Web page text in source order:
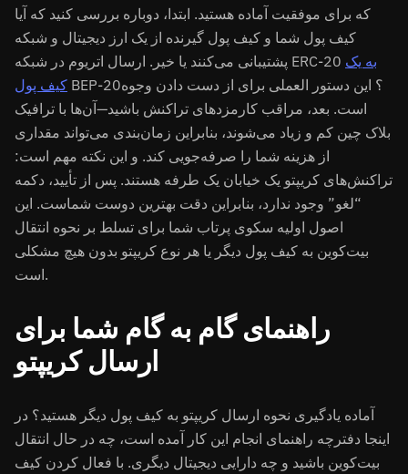
که برای موفقیت آماده هستید. ابتدا، دوباره بررسی کنید که آیا
کیف پول شما و کیف پول گیرنده از یک ارز دیجیتال و شبکه
پشتیبانی می‌کنند یا خیر. ارسال اتریوم در شبکه ERC-20 به یک
کیف پول BEP-20؟ این دستور العملی برای از دست دادن وجوه
است. بعد، مراقب کارمزدهای تراکنش باشید—آن‌ها با ترافیک
بلاک چین کم و زیاد می‌شوند، بنابراین زمان‌بندی می‌تواند مقداری
از هزینه شما را صرفه‌جویی کند. و این نکته مهم است:
تراکنش‌های کریپتو یک خیابان یک طرفه هستند. پس از تأیید، دکمه
“لغو” وجود ندارد، بنابراین دقت بهترین دوست شماست. این
اصول اولیه سکوی پرتاب شما برای تسلط بر نحوه انتقال
بیت‌کوین به کیف پول دیگر یا هر نوع کریپتو بدون هیچ مشکلی
است.
راهنمای گام به گام شما برای
ارسال کریپتو
آماده یادگیری نحوه ارسال کریپتو به کیف پول دیگر هستید؟ در
اینجا دفترچه راهنمای انجام این کار آمده است، چه در حال انتقال
بیت‌کوین باشید و چه دارایی دیجیتال دیگری. با فعال کردن کیف